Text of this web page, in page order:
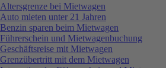
Altersgrenze bei Mietwagen
Auto mieten unter 21 Jahren
Benzin sparen beim Mietwagen
Führerschein und Mietwagenbuchung
Geschäftsreise mit Mietwagen
Grenzübertritt mit dem Mietwagen